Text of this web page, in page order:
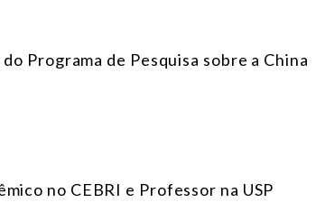
Programa de Pesquisa sobre a China
no CEBRI e Professor na USP